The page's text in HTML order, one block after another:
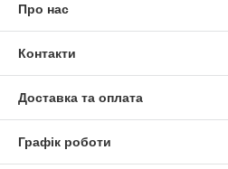
Про нас
Контакти
Доставка та оплата
Графік роботи